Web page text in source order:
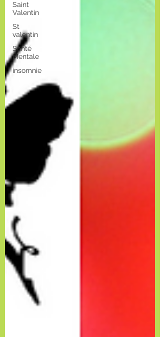
Saint
Valentin
St
valentin
Santé
Mentale
insomnie